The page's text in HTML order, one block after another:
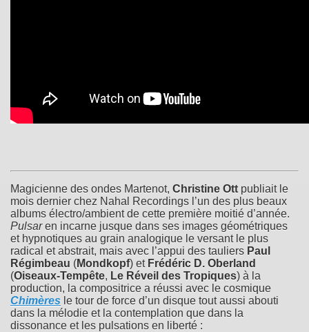
Magicienne des ondes Martenot, Christine Ott publiait le
mois dernier chez Nahal Recordings l’un des plus beaux
albums électro/ambient de cette première moitié d’année.
Pulsaren incarne jusque dans ses images géométriques
et hypnotiques au grain analogique le versant le plus
radical et abstrait, mais avec l’appui des tauliers Paul
Régimbeau (Mondkopf) et Frédéric D. Oberland
(Oiseaux-Tempête, Le Réveil des Tropiques) à la
production, la compositrice a réussi avec le cosmique
Chimères le tour de force d’un disque tout aussi abouti
dans la mélodie et la contemplation que dans la
dissonance et les pulsations en liberté :